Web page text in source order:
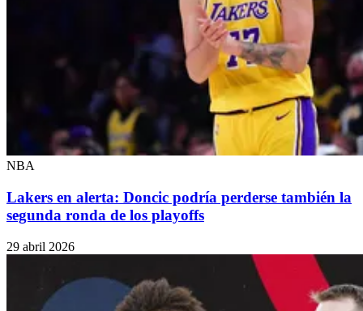
NBA
Lakers en alerta: Doncic podría perderse también la
segunda ronda de los playoffs
29 abril 2026